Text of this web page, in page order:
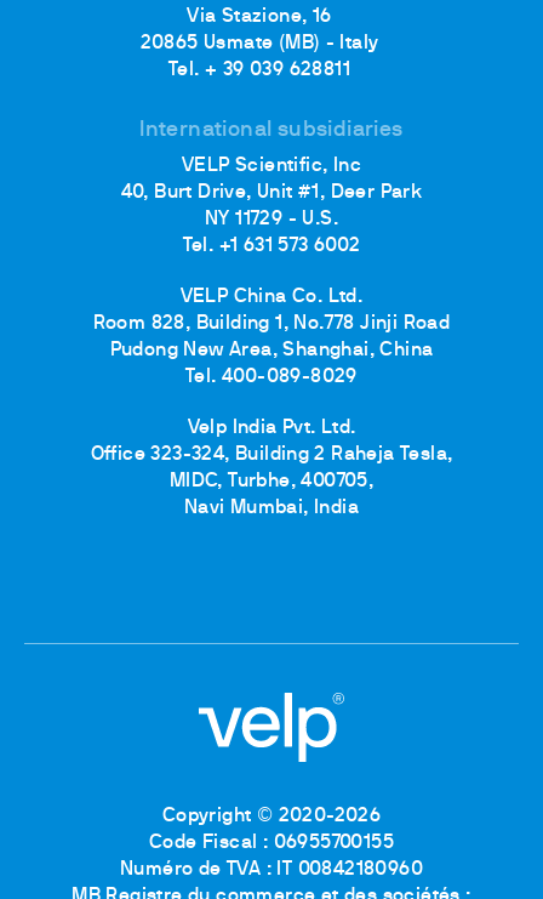
Via Stazione, 16
20865 Usmate (MB) - Italy
Tel. + 39 039 628811
International subsidiaries
VELP Scientific, Inc
40, Burt Drive, Unit #1, Deer Park
NY 11729 - U.S.
Tel. +1 631 573 6002
VELP China Co. Ltd.
Room 828, Building 1, No.778 Jinji Road
Pudong New Area, Shanghai, China
Tel. 400-089-8029
Velp India Pvt. Ltd.
Office 323-324, Building 2 Raheja Tesla,
MIDC, Turbhe, 400705,
Navi Mumbai, India
Copyright © 2020-2026
Code Fiscal : 06955700155
Numéro de TVA : IT 00842180960